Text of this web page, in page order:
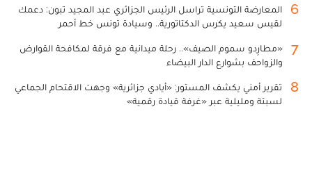
6
المعارضة التونسية تراسل الرئيس الجزائري عبد المجيد تبون: دعمك
لقيس سعيد يكرس الدكتاتورية.. وسيادة تونس خط أحمر
7
«مطارِدو سموم الصيف».. رحلة ميدانية مع فرقة لمكافحة القوارض
والزواحف بشوارع الدار البيضاء
8
تقرير أمني يكشف المستور: «أيادي جزائرية» وجهت الاقتحام الجماعي
لسبتة ومليلية عبر «غرفة قيادة رقمية»